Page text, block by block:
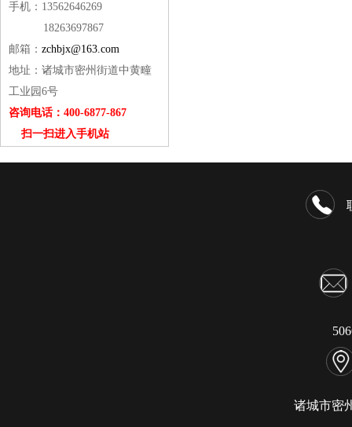
手机：13562646269
18263697867
邮箱： zchbjx@163.com
地址：诸城市密州街道中黄疃
工业园6号
咨询电话：400-6877-867
扫一扫进入手机站
诸城市密